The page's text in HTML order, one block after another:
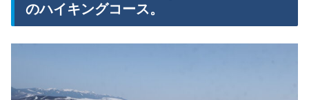
のハイキングコース。